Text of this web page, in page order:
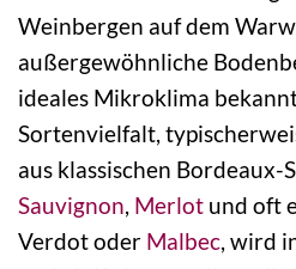
Weinbergen auf dem
außergewöhnliche
ideales Mikroklima
Sortenvielfalt,
aus klassischen Bordeaux-
Sauvignon, Merlot und oft
Verdot oder Malbec, wird